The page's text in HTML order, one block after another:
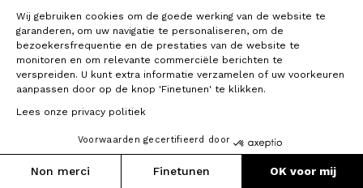
Wij gebruiken cookies om de goede werking van de website te
garanderen, om uw navigatie te personaliseren, om de
bezoekersfrequentie en de prestaties van de website te
monitoren en om relevante commerciële berichten te
verspreiden. U kunt extra informatie verzamelen of uw voorkeuren
aanpassen door op de knop 'Finetunen' te klikken.
Lees onze privacy politiek
Voorwaarden gecertifieerd door
Non merci Finetunen OK voor mij
Ayant de plus en plus de mal à suivre mes amis, mes
80 ans ont été l'occasion de franchir le pas de
l'assistance.
La recherche dans les commerces locaux s'est
avérée décevante : Pas la taille, pas les braquets, pas
la couleur...aucune souplesse.
téléphoniques pertinents m'ont convaincu.
Et l'expérience est à
14/07/2025